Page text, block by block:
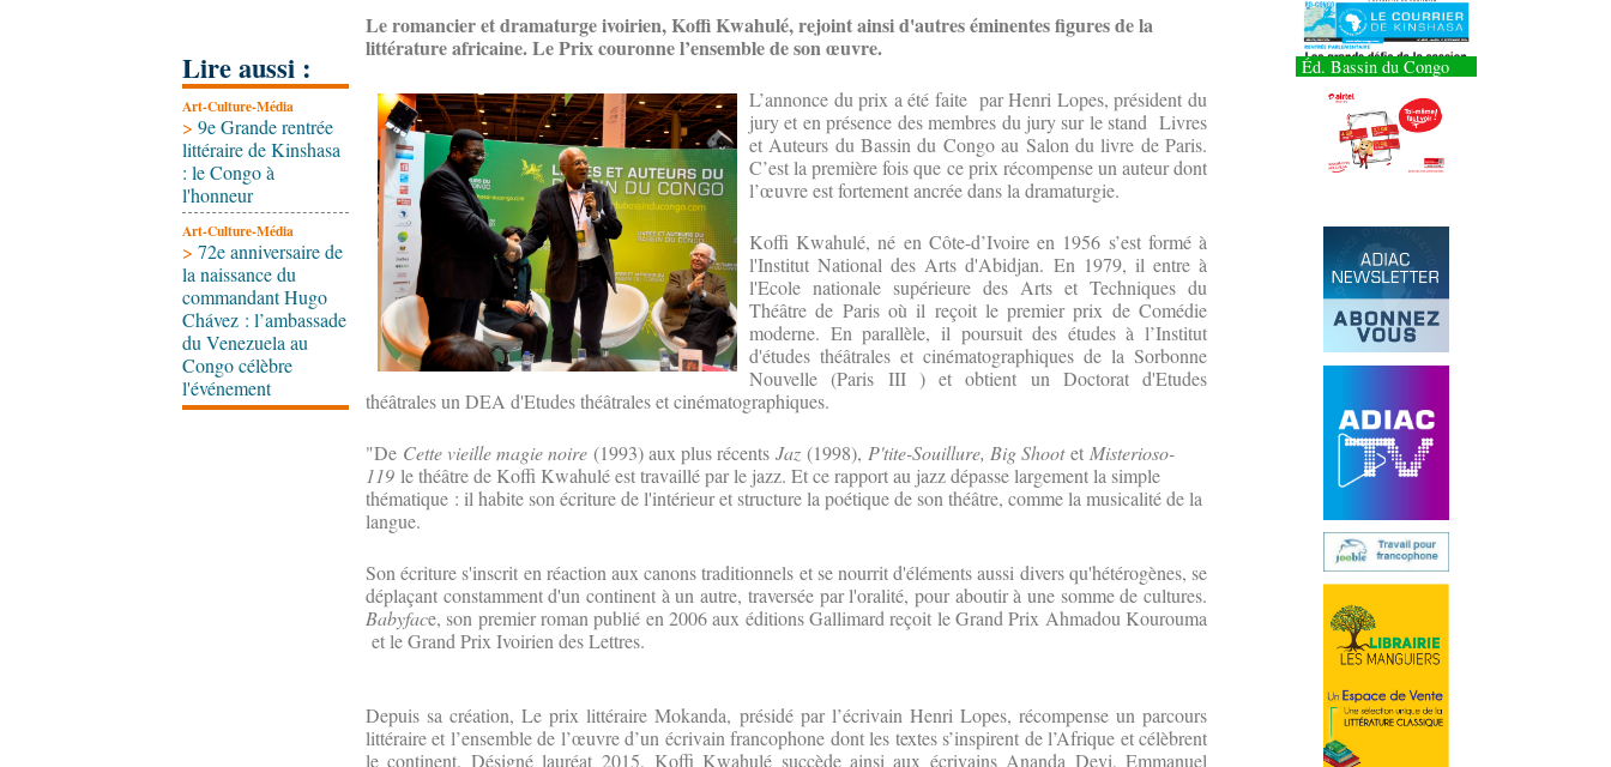
Lire aussi :
Art-Culture-Média
> 9e Grande rentrée
littéraire de Kinshasa
: le Congo à
l'honneur
Art-Culture-Média
> 72e anniversaire de
la naissance du
commandant Hugo
Chávez : l’ambassade
du Venezuela au
Congo célèbre
l'événement
Le romancier et dramaturge ivoirien, Koffi Kwahulé, rejoint ainsi d'autres éminentes figures de la
littérature africaine. Le Prix couronne l’ensemble de son œuvre.
L’annonce du prix a été faite par Henri Lopes, président du
jury et en présence des membres du jury sur le stand Livres
et Auteurs du Bassin du Congo au Salon du livre de Paris.
C’est la première fois que ce prix récompense un auteur dont
l’œuvre est fortement ancrée dans la dramaturgie.
Koffi Kwahulé, né en Côte-d’Ivoire en 1956 s’est formé à
l'Institut National des Arts d'Abidjan. En 1979, il entre à
l'Ecole nationale supérieure des Arts et Techniques du
Théâtre de Paris où il reçoit le premier prix de Comédie
moderne. En parallèle, il poursuit des études à l’Institut
d'études théâtrales et cinématographiques de la Sorbonne
Nouvelle (Paris III ) et obtient un Doctorat d'Etudes
théâtrales un DEA d'Etudes théâtrales et cinématographiques.
"De Cette vieille magie noire (1993) aux plus récents Jaz (1998), P'tite-Souillure, Big Shootet Misterioso-
119 le théâtre de Koffi Kwahulé est travaillé par le jazz. Et ce rapport au jazz dépasse largement la simple
thématique : il habite son écriture de l'intérieur et structure la poétique de son théâtre, comme la musicalité de la
langue.
Son écriture s'inscrit en réaction aux canons traditionnels et se nourrit d'éléments aussi divers qu'hétérogènes, se
déplaçant constamment d'un continent à un autre, traversée par l'oralité, pour aboutir à une somme de cultures.
Babyface, son premier roman publié en 2006 aux éditions Gallimard reçoit le Grand Prix Ahmadou Kourouma
et le Grand Prix Ivoirien des Lettres.
Depuis sa création, Le prix littéraire Mokanda, présidé par l’écrivain Henri Lopes, récompense un parcours
littéraire et l’ensemble de l’œuvre d’un écrivain francophone dont les textes s’inspirent de l’Afrique et célèbrent
le continent. Désigné lauréat 2015, Koffi Kwahulé succède ainsi aux écrivains Ananda Devi, Emmanuel
Éd. Bassin du Congo